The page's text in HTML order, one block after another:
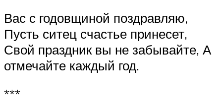
Вас с годовщиной поздравляю,
Пусть ситец счастье принесет,
Свой праздник вы не забывайте, А
отмечайте каждый год.
***